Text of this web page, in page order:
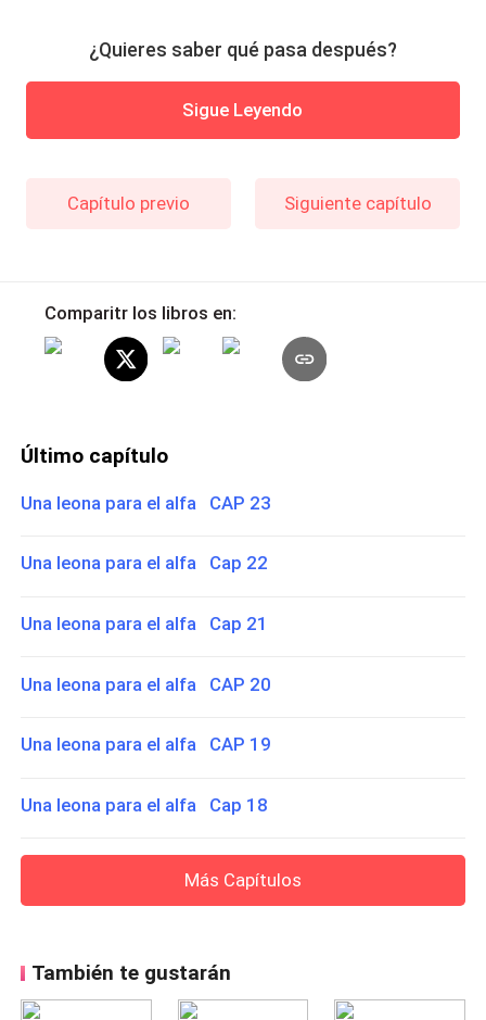
¿Quieres saber qué pasa después?
Sigue Leyendo
Capítulo previo Siguiente capítulo
Comparitr los libros en:
Último capítulo
Una leona para el alfa CAP 23
Una leona para el alfa Cap 22
Una leona para el alfa Cap 21
Una leona para el alfa CAP 20
Una leona para el alfa CAP 19
Una leona para el alfa Cap 18
Más Capítulos
También te gustarán